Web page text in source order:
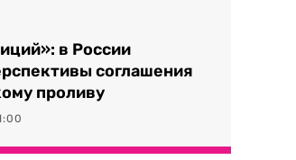
в России
соглашения
проливу